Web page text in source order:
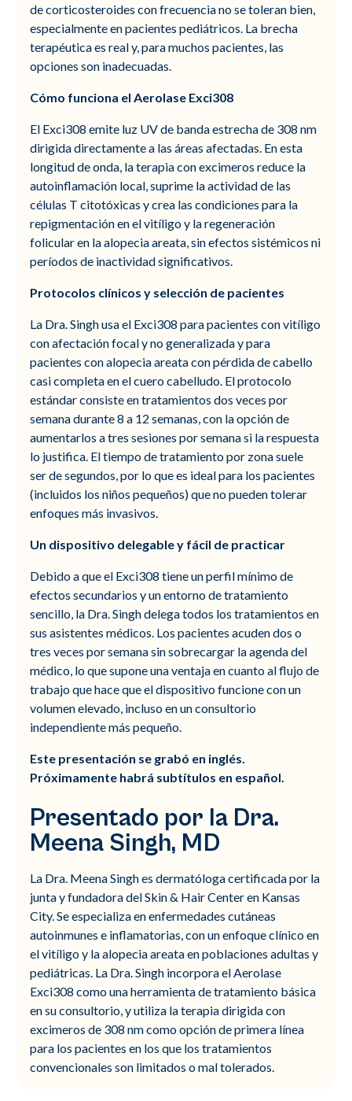
de corticosteroides con frecuencia no se toleran bien,
especialmente en pacientes pediátricos. La brecha
terapéutica es real y, para muchos pacientes, las
opciones son inadecuadas.
Cómo funciona el Aerolase Exci308
El Exci308 emite luz UV de banda estrecha de 308 nm
dirigida directamente a las áreas afectadas. En esta
longitud de onda, la terapia con excimeros reduce la
autoinflamación local, suprime la actividad de las
células T citotóxicas y crea las condiciones para la
repigmentación en el vitíligo y la regeneración
folicular en la alopecia areata, sin efectos sistémicos ni
períodos de inactividad significativos.
Protocolos clínicos y selección de pacientes
La Dra. Singh usa el Exci308 para pacientes con vitíligo
con afectación focal y no generalizada y para
pacientes con alopecia areata con pérdida de cabello
casi completa en el cuero cabelludo. El protocolo
estándar consiste en tratamientos dos veces por
semana durante 8 a 12 semanas, con la opción de
aumentarlos a tres sesiones por semana si la respuesta
lo justifica. El tiempo de tratamiento por zona suele
ser de segundos, por lo que es ideal para los pacientes
(incluidos los niños pequeños) que no pueden tolerar
enfoques más invasivos.
Un dispositivo delegable y fácil de practicar
Debido a que el Exci308 tiene un perfil mínimo de
efectos secundarios y un entorno de tratamiento
sencillo, la Dra. Singh delega todos los tratamientos en
sus asistentes médicos. Los pacientes acuden dos o
tres veces por semana sin sobrecargar la agenda del
médico, lo que supone una ventaja en cuanto al flujo de
trabajo que hace que el dispositivo funcione con un
volumen elevado, incluso en un consultorio
independiente más pequeño.
Este presentación se grabó en inglés.
Próximamente habrá subtítulos en español.
Presentado por la Dra.
Meena Singh, MD
La Dra. Meena Singh es dermatóloga certificada por la
junta y fundadora del Skin & Hair Center en Kansas
City. Se especializa en enfermedades cutáneas
autoinmunes e inflamatorias, con un enfoque clínico en
el vitíligo y la alopecia areata en poblaciones adultas y
pediátricas. La Dra. Singh incorpora el Aerolase
Exci308 como una herramienta de tratamiento básica
en su consultorio, y utiliza la terapia dirigida con
excimeros de 308 nm como opción de primera línea
para los pacientes en los que los tratamientos
convencionales son limitados o mal tolerados.